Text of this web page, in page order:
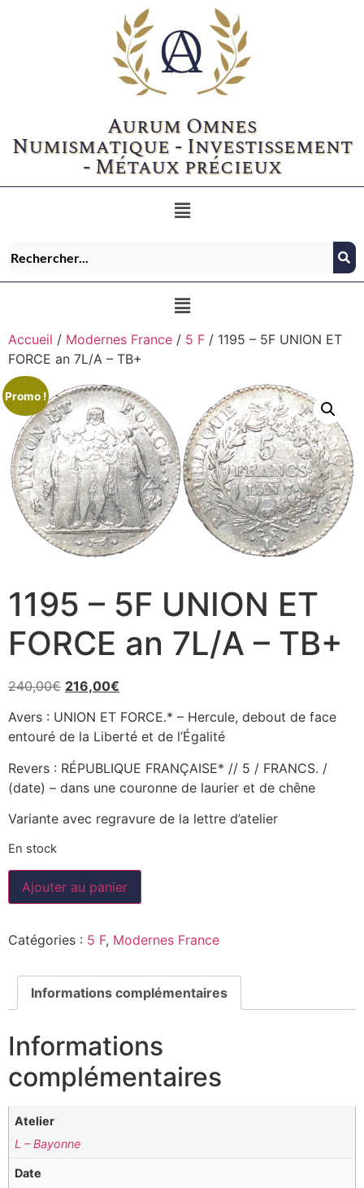
Aurum Omnes
Numismatique - Investissement
- Métaux précieux
Accueil / Modernes France / 5 F / 1195 – 5F UNION ET
FORCE an 7L/A – TB+
Promo !
1195 – 5F UNION ET
FORCE an 7L/A – TB+
240,00€ 216,00€
Avers : UNION ET FORCE.* – Hercule, debout de face
entouré de la Liberté et de l’Égalité
Revers : RÉPUBLIQUE FRANÇAISE* // 5 / FRANCS. /
(date) – dans une couronne de laurier et de chêne
Variante avec regravure de la lettre d’atelier
En stock
Ajouter au panier
Catégories : 5 F, Modernes France
Informations complémentaires
Informations
complémentaires
Atelier
L – Bayonne
Date